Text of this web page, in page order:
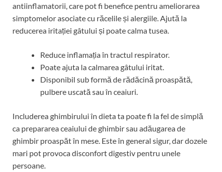
antiinflamatorii, care pot fi benefice pentru ameliorarea
simptomelor asociate cu răcelile și alergiile. Ajută la
reducerea iritației gâtului și poate calma tusea.
Reduce inflamația în tractul respirator.
Poate ajuta la calmarea gâtului iritat.
Disponibil sub formă de rădăcină proaspătă,
pulbere uscată sau în ceaiuri.
Includerea ghimbirului în dieta ta poate fi la fel de simplă
ca prepararea ceaiului de ghimbir sau adăugarea de
ghimbir proaspăt în mese. Este în general sigur, dar dozele
mari pot provoca disconfort digestiv pentru unele
persoane.